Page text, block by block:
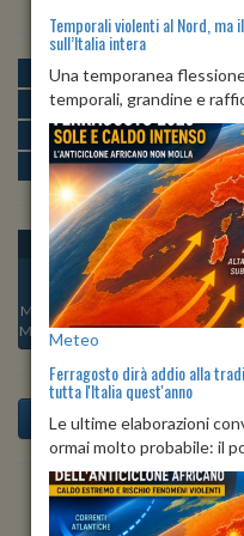
MATTINA
POMERIGGIO
SERA
NOTTE
OGGI
Min:
22°C
Max:27°C
DOM 09
Min:
Max:24°C
LUN 10
Min:21°C
Max:26°C
Previsioni del Tempo a
Temporali violenti al Nord,
sull’Italia intera
Una temporanea
temporali, grandine e
Meteo
Ferragosto dirà addio alla
tutta l'Italia quest'anno
Le ultime elaborazioni
ormai molto probabile: il